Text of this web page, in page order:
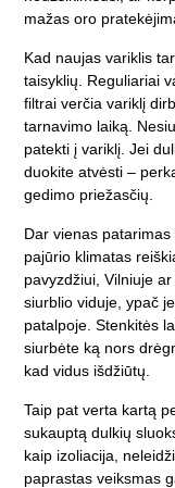
mažas oro
Kad naujas variklis
taisyklių. Reguliariai
filtrai verčia variklį
tarnavimo laiką.
patekti į variklį. Jei
duokite atvėsti –
gedimo priežasčių.
Dar vienas
pajūrio klimatas
pavyzdžiui, Vilniuje
siurblio viduje, ypač
patalpoje. Stenkitės
siurbėte ką nors
kad vidus išdžiūtų.
Taip pat verta kartą
sukauptą dulkių
kaip izoliacija,
paprastas veiksmas